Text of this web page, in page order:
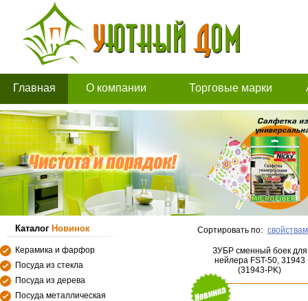
Главная О компании Торговые марки
Каталог Новинок
Керамика и фарфор
Посуда из стекла
Посуда из дерева
Посуда металлическая
Сортировать по: свойствам
ЗУБР сменный боек для
нейлера FST-50, 31943
(31943-PK)